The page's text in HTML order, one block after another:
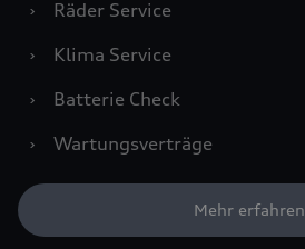
›
Räder Service
›
Klima Service
›
Batterie Check
›
Wartungsverträge
Mehr erfahren